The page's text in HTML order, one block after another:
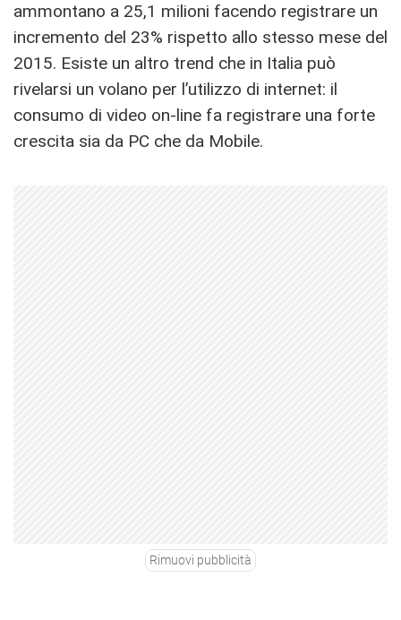
ammontano a 25,1 milioni facendo registrare un
incremento del 23% rispetto allo stesso mese del
2015. Esiste un altro trend che in Italia può
rivelarsi un volano per l’utilizzo di internet: il
consumo di video on-line fa registrare una forte
crescita sia da PC che da Mobile.
Rimuovi pubblicità